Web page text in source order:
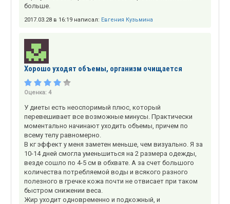
больше.
2017.03.28 в 16:19 написал: Евгения Кузьмина
Хорошо уходят объемы, организм очищается
Оценка: 4
У диеты есть неоспоримый плюс, который
перевешивает все возможные минусы. Практически
моментально начинают уходить объемы, причем по
всему телу равномерно.
В кг эффект у меня заметен меньше, чем визуально. Я за
10-14 дней смогла уменьшиться на 2 размера одежды,
везде сошло по 4-5 см в обхвате. А за счет большого
количества потребляемой воды и всякого разного
полезного в гречке кожа почти не отвисает при таком
быстром снижении веса.
Жир уходит одновременно и подкожный, и